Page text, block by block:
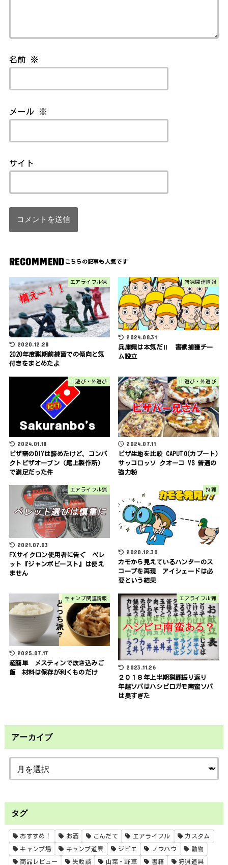
名前 ※
メール ※
サイト
RECOMMEND
エアライフル猟
2020.12.28
2020年度猟期前練習での傾向と気
付きをまとめたよ
狩猟関連情報
2024.08.31
兵庫県は本気だⅡ 害獣捕獲チー
ム設立
山遊び・外遊び
2024.01.18
ピザ窯のDIYは諦めたけど、コンパ
クトピザオーブン（尾上製作所）
で満足だった件
山遊び・外遊び
2024.07.11
ピザ生地を比較 CAPUTO(カプート)
サッコロッソ クオーコ VS 普通の
強力粉
エアライフル猟
2021.07.03
FXサイクロン使用者に告ぐ ペレ
ット『ジャンボビースト』は使え
ません
狩猟
2020.12.30
カモから見えているハンターのス
コープを再現 アイシェードは必
要という結果
キャンプ関連情報
2025.07.17
超簡単 メスティンで炊き込みご
飯 材料は保存が利くものだけ
エアライフル猟
2023.11.26
２０１８年上半期猟課振り返り
年越ソバはハシビロガモ南蛮ソバ
は臭すぎた
アーカイブ
タグ
おすすめ！ お酒 こんだて エアライフル カスタム
キャンプ場 キャンプ道具 ジビエ ノウハウ 動物
商品レビュー 失敗談 山菜・野草 書籍 狩猟道具